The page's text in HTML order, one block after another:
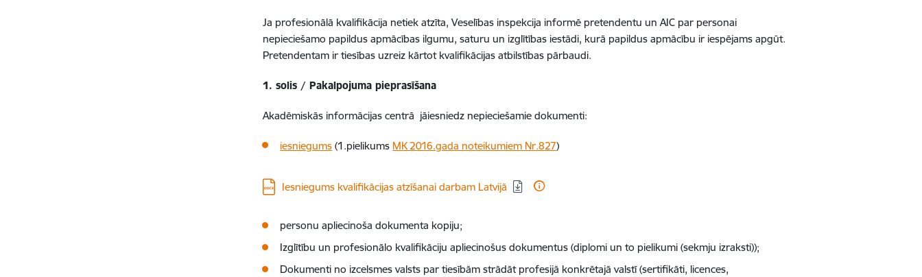
Ja profesionālā kvalifikācija netiek atzīta, Veselības inspekcija informē pretendentu un AIC par personai
nepieciešamo papildus apmācības ilgumu, saturu un izglītības iestādi, kurā papildus apmācību ir iespējams apgūt.
Pretendentam ir tiesības uzreiz kārtot kvalifikācijas atbilstības pārbaudi.
1. solis / Pakalpojuma pieprasīšana
Akadēmiskās informācijas centrā jāiesniedz nepieciešamie dokumenti:
iesniegums (1.pielikums MK 2016.gada noteikumiem Nr.827)
Lejupielādēt:
Iesniegums kvalifikācijas atzīšanai darbam Latvijā
personu apliecinoša dokumenta kopiju;
Izglītību un profesionālo kvalifikāciju apliecinošus dokumentus (diplomi un to pielikumi (sekmju izraksti));
Dokumenti no izcelsmes valsts par tiesībām strādāt profesijā konkrētajā valstī (sertifikāti, licences,